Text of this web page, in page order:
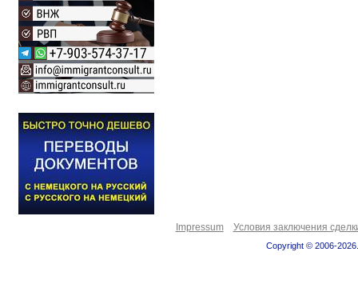
Impressum Условия заключения
Copyright © 2006-